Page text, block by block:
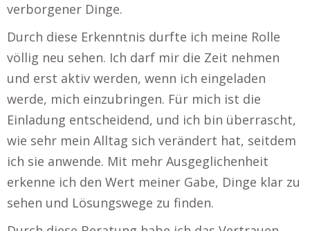
verborgener Dinge.
Durch diese Erkenntnis durfte ich meine Rolle
völlig neu sehen. Ich darf mir die Zeit nehmen
und erst aktiv werden, wenn ich eingeladen
werde, mich einzubringen. Für mich ist die
Einladung entscheidend, und ich bin überrascht,
wie sehr mein Alltag sich verändert hat, seitdem
ich sie anwende. Mit mehr Ausgeglichenheit
erkenne ich den Wert meiner Gabe, Dinge klar zu
sehen und Lösungswege zu finden.